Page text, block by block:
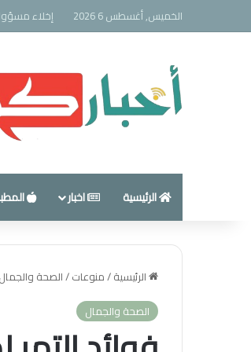
الخميس, أغسطس 6 2026 إخلاء
الرئيسية اخبار
الرئيسية/منوعات/الصحة والجمال
الصحة والجمال